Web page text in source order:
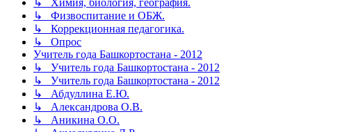
↳ Физвоспитание и ОБЖ.
↳ Коррекционная педагогика.
↳ Опрос
Учитель года Башкортостана - 2012
↳ Учитель года Башкортостана - 2012
↳ Учитель года Башкортостана - 2012
↳ Абдуллина Е.Ю.
↳ Александрова О.В.
↳ Аникина О.О.